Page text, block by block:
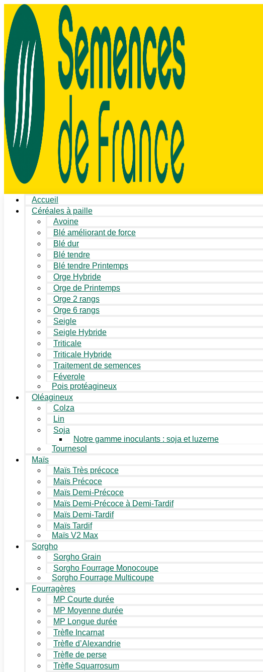
Accueil
Céréales à paille
Avoine
Blé améliorant de force
Blé dur
Blé tendre
Blé tendre Printemps
Orge Hybride
Orge de Printemps
Orge 2 rangs
Orge 6 rangs
Seigle
Seigle Hybride
Triticale
Triticale Hybride
Traitement de semences
Féverole
Pois protéagineux
Oléagineux
Colza
Lin
Soja
Notre gamme inoculants : soja et luzerne
Tournesol
Maïs
Maïs Très précoce
Maïs Précoce
Maïs Demi-Précoce
Maïs Demi-Précoce à Demi-Tardif
Maïs Demi-Tardif
Maïs Tardif
Maïs V2 Max
Sorgho
Sorgho Grain
Sorgho Fourrage Monocoupe
Sorgho Fourrage Multicoupe
Fourragères
MP Courte durée
MP Moyenne durée
MP Longue durée
Trèfle Incarnat
Trèfle d’Alexandrie
Trèfle de perse
Trèfle Squarrosum